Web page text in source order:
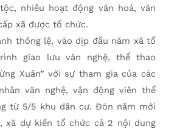
nhiều hoạt động văn hoá, văn
xã được tổ chức.
thông lệ, vào dịp đầu năm xã tổ
giao lưu văn nghệ, thể thao
Xuân” với sự tham gia của các
văn nghệ, vận động viên thể
từ 5/5 khu dân cư. Đón năm mới
xã dự kiến tổ chức cả 2 nội dung